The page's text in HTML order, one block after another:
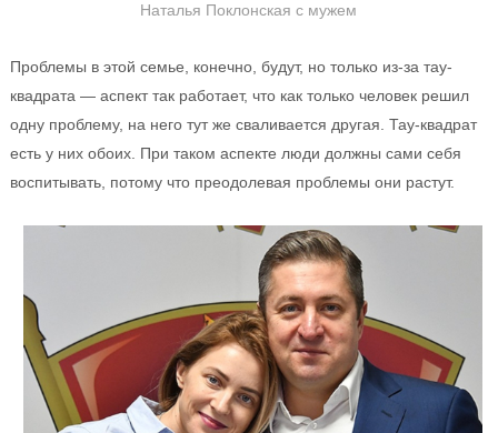
Наталья Поклонская с мужем
Проблемы в этой семье, конечно, будут, но только из-за тау-
квадрата — аспект так работает, что как только человек решил
одну проблему, на него тут же сваливается другая. Тау-квадрат
есть у них обоих. При таком аспекте люди должны сами себя
воспитывать, потому что преодолевая проблемы они растут.